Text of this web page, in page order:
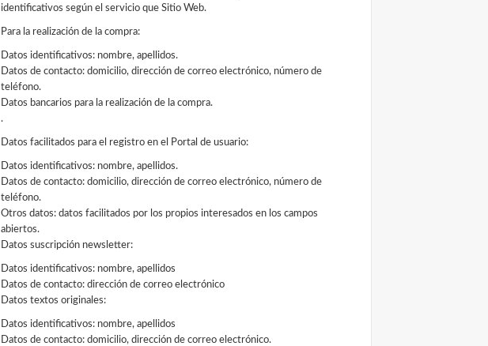
identificativos según el servicio que Sitio Web.
Para la realización de la compra:
Datos identificativos: nombre, apellidos.
Datos de contacto: domicilio, dirección de correo electrónico, número de
teléfono.
Datos bancarios para la realización de la compra.
.
Datos facilitados para el registro en el Portal de usuario:
Datos identificativos: nombre, apellidos.
Datos de contacto: domicilio, dirección de correo electrónico, número de
teléfono.
Otros datos: datos facilitados por los propios interesados en los campos
abiertos.
Datos suscripción newsletter:
Datos identificativos: nombre, apellidos
Datos de contacto: dirección de correo electrónico
Datos textos originales:
Datos identificativos: nombre, apellidos
Datos de contacto: domicilio, dirección de correo electrónico.